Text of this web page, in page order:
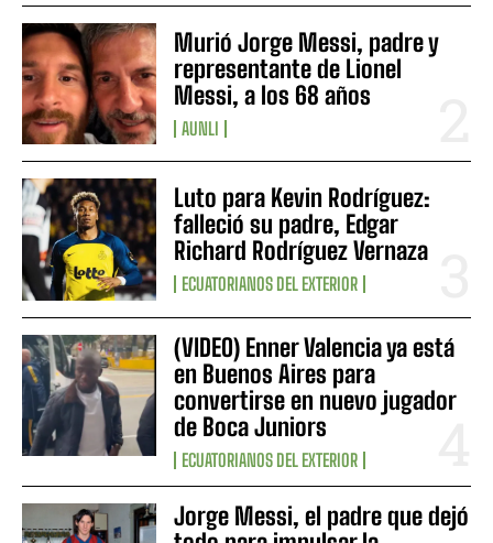
Murió Jorge Messi, padre y
representante de Lionel
Messi, a los 68 años
AUNLI
Luto para Kevin Rodríguez:
falleció su padre, Edgar
Richard Rodríguez Vernaza
ECUATORIANOS DEL EXTERIOR
(VIDEO) Enner Valencia ya está
en Buenos Aires para
convertirse en nuevo jugador
de Boca Juniors
ECUATORIANOS DEL EXTERIOR
Jorge Messi, el padre que dejó